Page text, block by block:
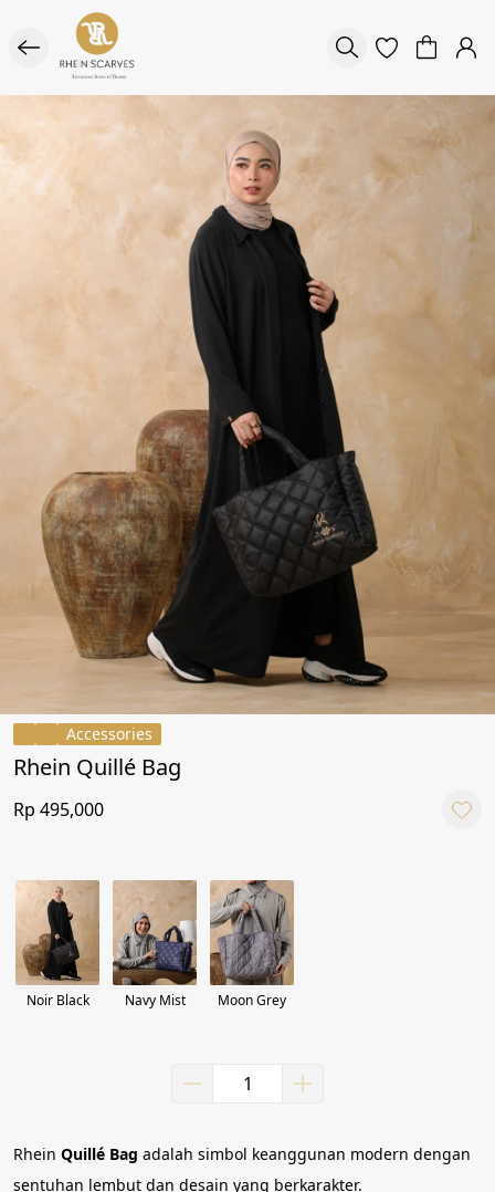
Accessories
Rhein Quillé Bag
Rp 495,000
Noir Black Navy Mist Moon Grey
Rhein Quillé Bag adalah simbol keanggunan modern dengan
sentuhan lembut dan desain yang berkarakter.